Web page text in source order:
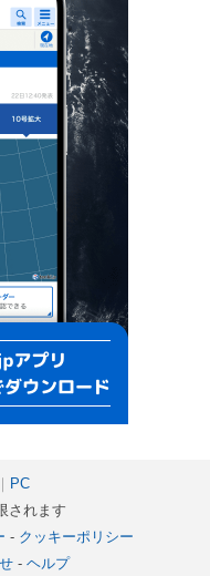
PC
されます
- クッキーポリシー
- ヘルプ